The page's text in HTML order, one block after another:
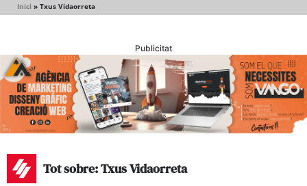
Inici » Txus Vidaorreta
Publicitat
Tot sobre: Txus Vidaorreta